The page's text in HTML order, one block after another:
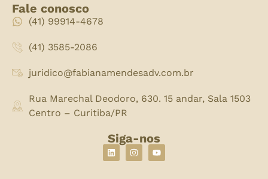
Fale conosco
(41) 99914-4678
(41) 3585-2086
juridico@fabianamendesadv.com.br
Rua Marechal Deodoro, 630. 15 andar, Sala 1503
Centro – Curitiba/PR
Siga-nos